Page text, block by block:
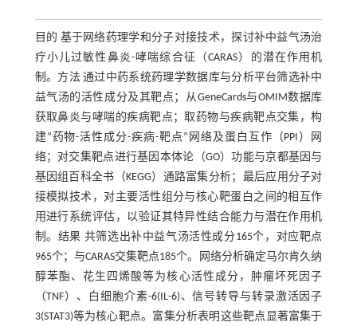
目的 基于网络药理学和分子对接技术，探讨补中益气汤治
疗小儿过敏性鼻炎-哮喘综合征（CARAS）的潜在作用机
制。方法 通过中药系统药理学数据库与分析平台筛选补中
益气汤的活性成分及其靶点；从GeneCards与OMIM数据库
获取鼻炎与哮喘的疾病靶点；取药物与疾病靶点交集，构
建“药物-活性成分-疾病-靶点”网络及蛋白互作（PPI）网
络；对交集靶点进行基因本体论（GO）功能与京都基因与
基因组百科全书（KEGG）通路富集分析；最后应用分子对
接模拟技术，对主要活性组分与核心靶蛋白之间的相互作
用进行系统评估，以验证其特异性结合能力与潜在作用机
制。结果 共筛选出补中益气汤活性成分165个，对应靶点
965个；与CARAS交集靶点185个。网络分析确定马尔肯久纳
醇苯酯、花生四烯酸等为核心活性成分，肿瘤坏死因子
（TNF）、白细胞介素-6(IL-6)、信号转导与转录激活因子
3(STAT3)等为核心靶点。富集分析表明这些靶点显著富集于